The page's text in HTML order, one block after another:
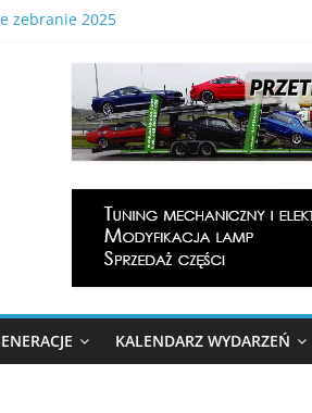
zebranie 2025
Zlot Mustangów
Gonitwa Stajni Mustangów 2024
gonitwa Mustangów 6 września 2025
KALENDARZ WYDARZEŃ